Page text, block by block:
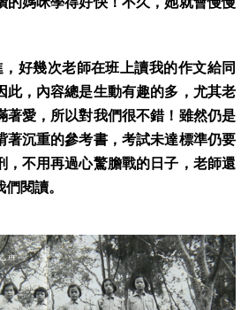
好幾次老師在班上讀我的作文給同
此，內容總是生動有趣的多，尤其老
著愛，所以對我們很不錯！雖然仍是
著沉重的參考書，考試未達標準仍要
，不用再過心驚膽戰的日子，老師還
閱讀。